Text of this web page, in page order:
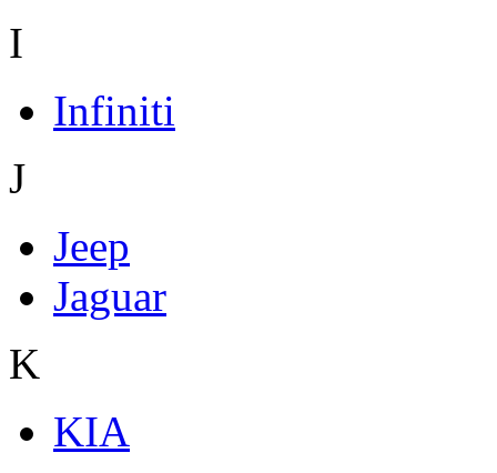
I
Infiniti
J
Jeep
Jaguar
K
KIA